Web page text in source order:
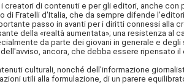
di contenuti e per gli editori, anche con
Fratelli d'Italia, che da sempre difende
passo in avanti per i diritti connessi alla
della «realtà aumentata»; una resistenza al
da parte dei giovani in generale e degli
ancora, che debba essere ripensato
culturali, nonché dell'informazione
utili alla formulazione, di un parere